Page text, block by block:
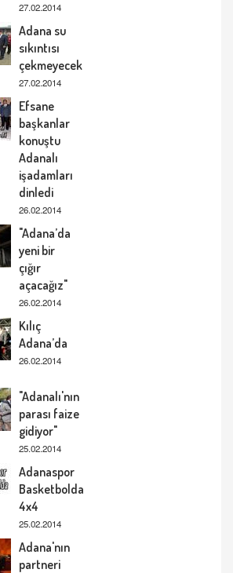
27.02.2014
Adana su
sıkıntısı
çekmeyecek
27.02.2014
Efsane
başkanlar
konuştu
Adanalı
işadamları
dinledi
26.02.2014
"Adana’da
yeni bir
çığır
açacağız"
26.02.2014
Kılıç
Adana’da
26.02.2014
"Adanalı'nın
parası faize
gidiyor"
25.02.2014
Adanaspor
Basketbolda
4x4
25.02.2014
Adana'nın
partneri